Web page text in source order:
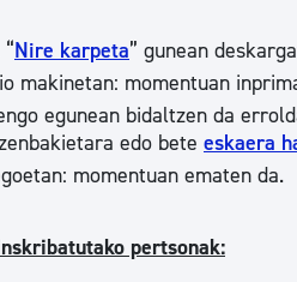
partaidetza eta elkartegintza
Nire karpeta” gunean
makinetan: momentuan
egunean bidaltzen da
edo bete eskaera
momentuan ematen da.
pertsonak: